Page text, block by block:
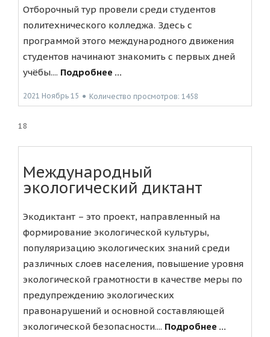
Отборочный тур провели среди студентов
политехнического колледжа. Здесь с
программой этого международного движения
студентов начинают знакомить с первых дней
учёбы.... Подробнее ...
2021 Ноябрь 15 ● Количество просмотров: 1458
18
Международный
экологический диктант
Экодиктант – это проект, направленный на
формирование экологической культуры,
популяризацию экологических знаний среди
различных слоев населения, повышение уровня
экологической грамотности в качестве меры по
предупреждению экологических
правонарушений и основной составляющей
экологической безопасности.... Подробнее ...